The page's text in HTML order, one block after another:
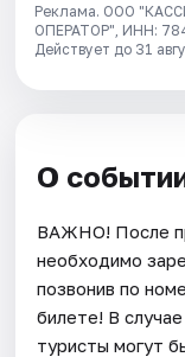
Реклама. ООО
ОПЕРАТОР", ИНН:
Действует до 31
О
ВАЖНО! После
необходимо
позвонив по
билете! В
туристы могут